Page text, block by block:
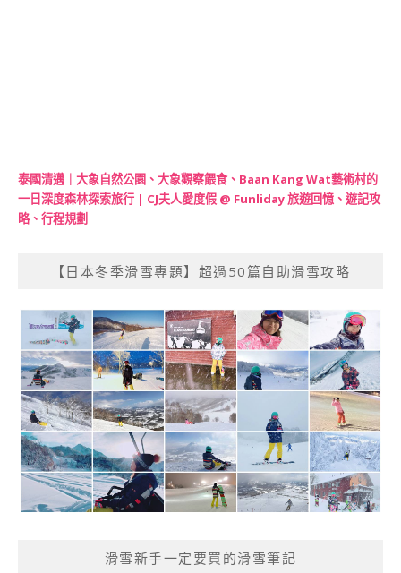
泰國清邁｜大象自然公園、大象觀察餵食、Baan Kang Wat藝術村的
一日深度森林探索旅行 | CJ夫人愛度假 @ Funliday 旅遊回憶、遊記攻
略、行程規劃
【日本冬季滑雪專題】超過50篇自助滑雪攻略
滑雪新手一定要買的滑雪筆記